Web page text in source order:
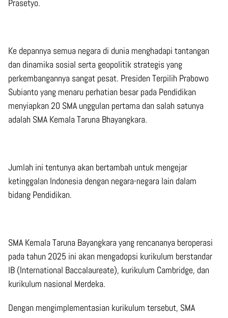
Prasetyo.
Ke depannya semua negara di dunia menghadapi tantangan
dan dinamika sosial serta geopolitik strategis yang
perkembangannya sangat pesat. Presiden Terpilih Prabowo
Subianto yang menaru perhatian besar pada Pendidikan
menyiapkan 20 SMA unggulan pertama dan salah satunya
adalah SMA Kemala Taruna Bhayangkara.
Jumlah ini tentunya akan bertambah untuk mengejar
ketinggalan Indonesia dengan negara-negara lain dalam
bidang Pendidikan.
SMA Kemala Taruna Bayangkara yang rencananya beroperasi
pada tahun 2025 ini akan mengadopsi kurikulum berstandar
IB (International Baccalaureate), kurikulum Cambridge, dan
kurikulum nasional Merdeka.
Dengan mengimplementasian kurikulum tersebut, SMA